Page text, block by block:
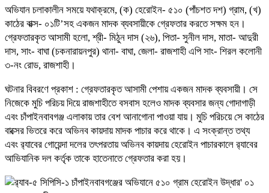
অভিযান চলাকালীন সময়ে যথাক্রমে, (ক) হেরোইন- ৫১০ (পাঁচশত দশ) গ্রাম, (খ)
কাঠের বাক্স- ০১টি’সহ একজন মাদক ব্যবসায়ীকে গ্রেফতার করতে সক্ষম হন।
গ্রেফতারকৃত আসামী হলো, শ্রী- মিঠুন দাস (২৬), পিতা- সুনীল দাস, মাতা- আদুরী
দাস, সাং- বাঘা (চকনারায়নপুর) থানা- বাঘা, জেলা- রাজশাহী এপি সাং- শিরল কলোনী
৩-নং রোড, রাজশাহী।
ঘটনার বিবরণে প্রকাশ : গ্রেফতারকৃত আসামী পেশায় একজন মাদক ব্যবসায়ী। সে
নিজেকে মুচি পরিচয় দিয়ে রাজশাহীতে বসবাস হলেও মাদক ব্যবসার জন্য গোদাগাড়ী
এবং চাঁপাইনবাবগঞ্জ এলাকায় তার বেশ আনাগোনা পাওয়া যায়। মুচি পরিচয়ে সে কাঠের
বাক্সের ভিতরে করে অভিনব কায়দায় মাদক পাচার করে থাকে। এ সংক্রান্ত তথ্য
এবং র‌্যাবের গোয়েন্দা দলের তৎপরতায় অভিনব কায়দায় হেরোইন পাচারকালে র‌্যাবের
আভিযানিক দল কর্তৃক তাকে হাতেনাতে গ্রেফতার করা হয়।